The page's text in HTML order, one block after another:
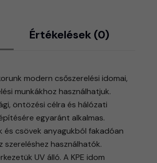
Értékelések (0)
modern csőszerelési idomai,
munkákhoz használhatjuk.
öntözési célra és hálózati
egyaránt alkalmas.
és csövek anyagukból fakadóan
szereléshez használhatók.
UV álló. A KPE idom